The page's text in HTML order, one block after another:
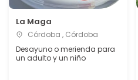
La Maga
Córdoba , Córdoba
Desayuno o merienda para
un adulto y un niño